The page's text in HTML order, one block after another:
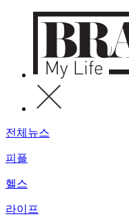
전체뉴스
피플
헬스
라이프